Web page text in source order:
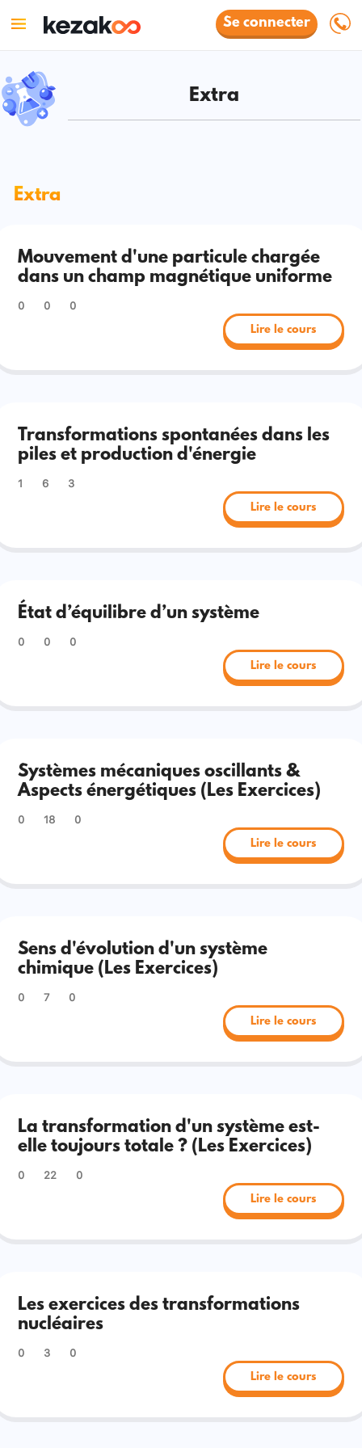
Se connecter
Extra
Extra
Mouvement d'une particule chargée
dans un champ magnétique uniforme
0 0 0
Lire le cours
Transformations spontanées dans les
piles et production d'énergie
1 6 3
Lire le cours
État d’équilibre d’un système
0 0 0
Lire le cours
Systèmes mécaniques oscillants &
Aspects énergétiques (Les Exercices)
0 18 0
Lire le cours
Sens d'évolution d'un système
chimique (Les Exercices)
0 7 0
Lire le cours
La transformation d'un système est-
elle toujours totale ? (Les Exercices)
0 22 0
Lire le cours
Les exercices des transformations
nucléaires
0 3 0
Lire le cours